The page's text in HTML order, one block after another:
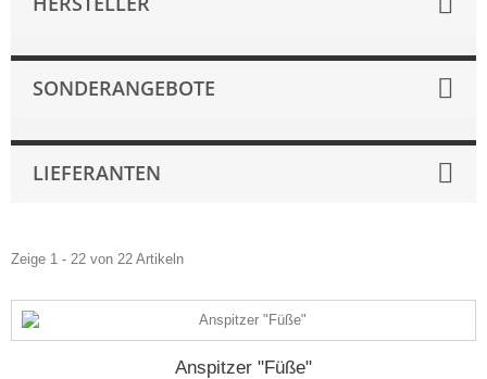
SONDERANGEBOTE
LIEFERANTEN
Zeige 1 - 22 von 22 Artikeln
Anspitzer "Füße"